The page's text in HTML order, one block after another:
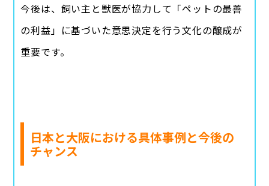
今後は、飼い主と獣医が協力して「ペットの最善
の利益」に基づいた意思決定を行う文化の醸成が
重要です。
日本と大阪における具体事例と今後の
チャンス